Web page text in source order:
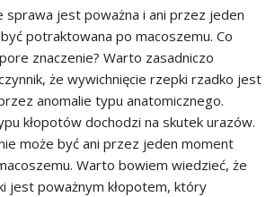
sprawa jest poważna i ani przez jeden
potraktowana po macoszemu. Co
znaczenie? Warto zasadniczo
że wywichnięcie rzepki rzadko jest
anomalie typu anatomicznego.
kłopotów dochodzi na skutek urazów.
może być ani przez jeden moment
Warto bowiem wiedzieć, że
jest poważnym kłopotem, który